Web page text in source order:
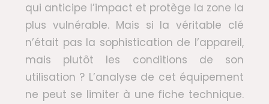
qui anticipe l’impact et protège la zone la
plus vulnérable. Mais si la véritable clé
n’était pas la sophistication de l’appareil,
mais plutôt les conditions de son
utilisation ? L’analyse de cet équipement
ne peut se limiter à une fiche technique.